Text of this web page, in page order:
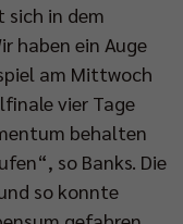
sich in dem
haben ein Auge
am Mittwoch
vier Tage
behalten
so Banks. Die
so konnte